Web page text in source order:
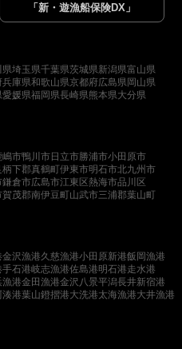
「新・遊漁船保険DX」
県埼玉県千葉県茨城県新潟県富山県
兵庫県和歌山県京都府広島県岡山県
愛媛県福岡県長崎県熊本県大分県
嶋市鴨川市 日立市勝浦市小田原市
柄下郡真鶴町伊東市明石市北九州市
鎌倉市広島市江東区熱海市品川区
賀茂郡南伊豆町山武市三浦郡葉山町
金沢漁港久慈漁港小田原新港飯岡漁港
手石港岐志漁港佐島港明石港走水港
漁港金田漁港金沢八景平潟長井新宿港
湊港葉山鐙摺港大洗港太海漁港大井漁港